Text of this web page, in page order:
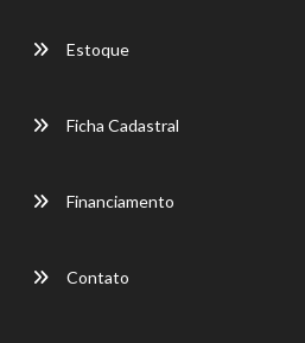
Estoque
Ficha Cadastral
Financiamento
Contato